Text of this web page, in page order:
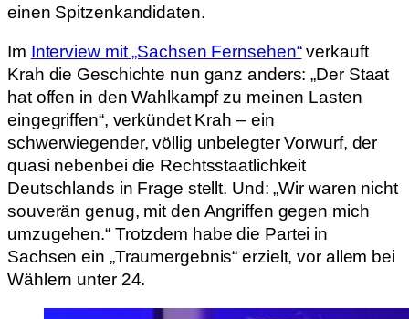
einen Spitzenkandidaten.
Im Interview mit „Sachsen Fernsehen“verkauft
Krah die Geschichte nun ganz anders: „Der Staat
hat offen in den Wahlkampf zu meinen Lasten
eingegriffen“, verkündet Krah – ein
schwerwiegender, völlig unbelegter Vorwurf, der
quasi nebenbei die Rechtsstaatlichkeit
Deutschlands in Frage stellt. Und: „Wir waren nicht
souverän genug, mit den Angriffen gegen mich
umzugehen.“ Trotzdem habe die Partei in
Sachsen ein „Traumergebnis“ erzielt, vor allem bei
Wählern unter 24.